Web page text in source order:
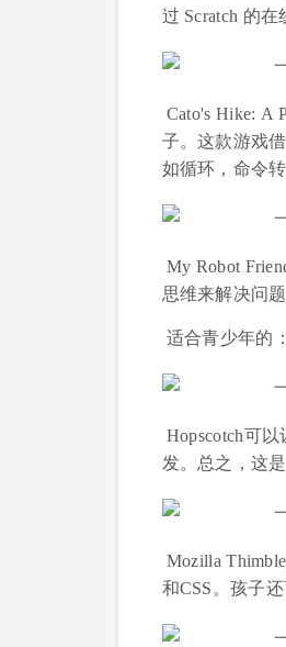
过 Scratch 的
Cato's Hike: A
子。这款游戏
如循环，命令
My Robot
思维来解决问
适合青少年的：
Hopscotch可
发。总之，这
Mozilla
和CSS。孩子